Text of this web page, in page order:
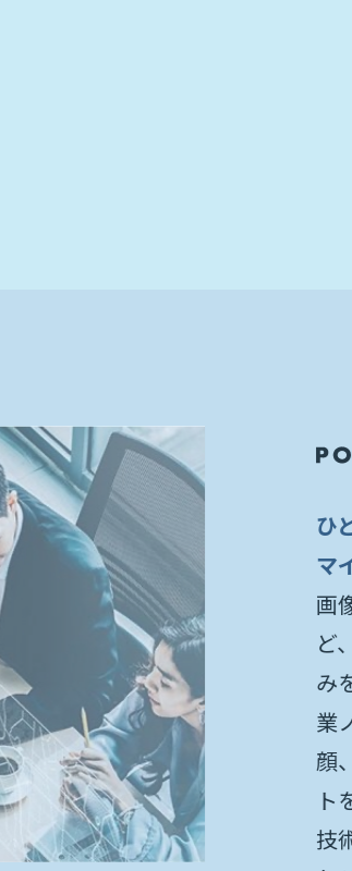
ひとを科学する独自のAI群・カスタ
マイズ開発の提供
画像コミュニケーションや身体な
ど、「ひと」を科学するAI技術に強
みを持ち、属人化しがちな接客・営
業ノウハウの分析・継承や、姿勢、
顔、体型の分析ができるAIプロダク
トを複数提供しています。 これらの
技術を基に、各企業の将来構想に合